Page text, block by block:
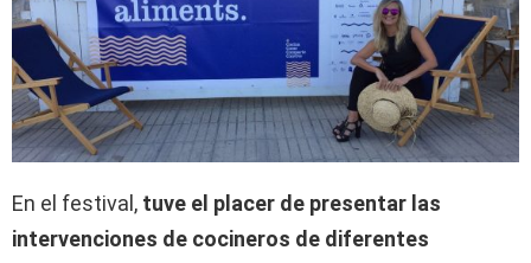
En el festival, tuve el placer de presentar las
intervenciones de cocineros de diferentes